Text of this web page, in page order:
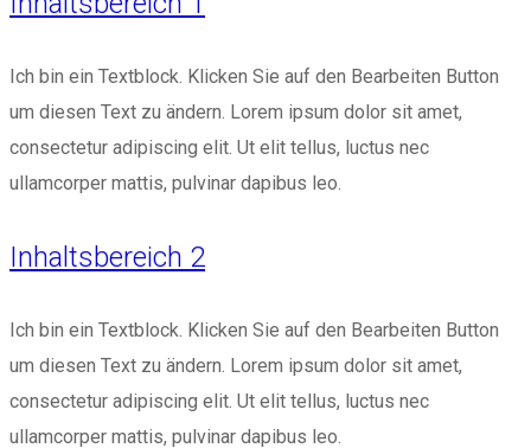
Ich bin ein Textblock. Klicken Sie auf den Bearbeiten Button
um diesen Text zu ändern. Lorem ipsum dolor sit amet,
consectetur adipiscing elit. Ut elit tellus, luctus nec
ullamcorper mattis, pulvinar dapibus leo.
Inhaltsbereich 2
Ich bin ein Textblock. Klicken Sie auf den Bearbeiten Button
um diesen Text zu ändern. Lorem ipsum dolor sit amet,
consectetur adipiscing elit. Ut elit tellus, luctus nec
ullamcorper mattis, pulvinar dapibus leo.